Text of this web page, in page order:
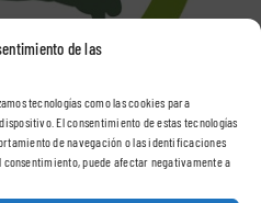
de las
tecnologías como las cookies para
El consentimiento de estas tecnologías
de navegación o las identificaciones
puede afectar negativamente a